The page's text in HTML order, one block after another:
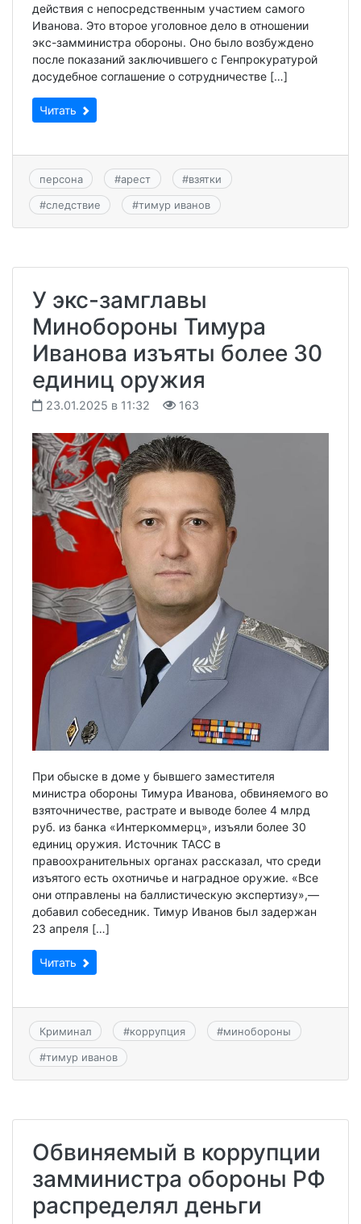
действия с непосредственным участием самого
Иванова. Это второе уголовное дело в отношении
экс-замминистра обороны. Оно было возбуждено
после показаний заключившего с Генпрокуратурой
досудебное соглашение о сотрудничестве […]
Читать
персона #арест #взятки
#следствие #тимур иванов
У экс-замглавы
Минобороны Тимура
Иванова изъяты более 30
единиц оружия
23.01.2025 в 11:32 163
При обыске в доме у бывшего заместителя
министра обороны Тимура Иванова, обвиняемого во
взяточничестве, растрате и выводе более 4 млрд
руб. из банка «Интеркоммерц», изъяли более 30
единиц оружия. Источник ТАСС в
правоохранительных органах рассказал, что среди
изъятого есть охотничье и наградное оружие. «Все
они отправлены на баллистическую экспертизу»,—
добавил собеседник. Тимур Иванов был задержан
23 апреля […]
Читать
Криминал #коррупция #минобороны
#тимур иванов
Обвиняемый в коррупции
замминистра обороны РФ
распределял деньги